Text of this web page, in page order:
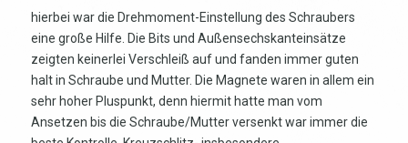
hierbei war die Drehmoment-Einstellung des Schraubers
eine große Hilfe. Die Bits und Außensechskanteinsätze
zeigten keinerlei Verschleiß auf und fanden immer guten
halt in Schraube und Mutter. Die Magnete waren in allem ein
sehr hoher Pluspunkt, denn hiermit hatte man vom
Ansetzen bis die Schraube/Mutter versenkt war immer die